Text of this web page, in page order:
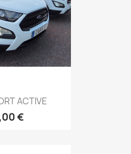
ACTIVE
€